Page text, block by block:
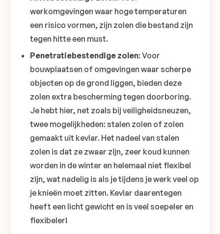
werkomgevingen waar hoge temperaturen
een risico vormen, zijn zolen die bestand zijn
tegen hitte een must.
Penetratiebestendige zolen: Voor
bouwplaatsen of omgevingen waar scherpe
objecten op de grond liggen, bieden deze
zolen extra bescherming tegen doorboring.
Je hebt hier, net zoals bij veiligheidsneuzen,
twee mogelijkheden: stalen zolen of zolen
gemaakt uit kevlar. Het nadeel van stalen
zolen is dat ze zwaar zijn, zeer koud kunnen
worden in de winter en helemaal niet flexibel
zijn, wat nadelig is als je tijdens je werk veel op
je knieën moet zitten. Kevlar daarentegen
heeft een licht gewicht en is veel soepeler en
flexibeler!